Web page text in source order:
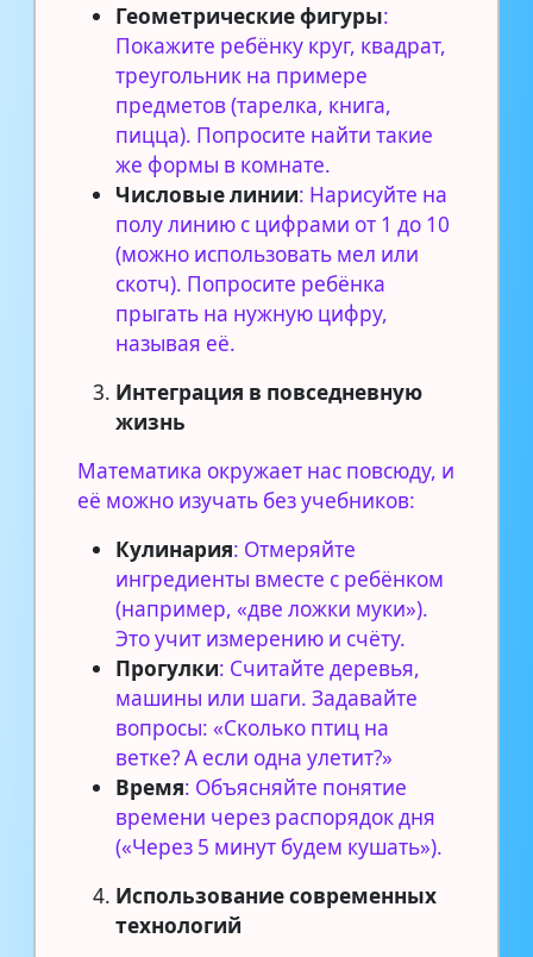
Геометрические фигуры:
Покажите ребёнку круг, квадрат,
треугольник на примере
предметов (тарелка, книга,
пицца). Попросите найти такие
же формы в комнате.
Числовые линии: Нарисуйте на
полу линию с цифрами от 1 до 10
(можно использовать мел или
скотч). Попросите ребёнка
прыгать на нужную цифру,
называя её.
Интеграция в повседневную
жизнь
Математика окружает нас повсюду, и
её можно изучать без учебников:
Кулинария: Отмеряйте
ингредиенты вместе с ребёнком
(например, «две ложки муки»).
Это учит измерению и счёту.
Прогулки: Считайте деревья,
машины или шаги. Задавайте
вопросы: «Сколько птиц на
ветке? А если одна улетит?»
Время: Объясняйте понятие
времени через распорядок дня
(«Через 5 минут будем кушать»).
Использование современных
технологий